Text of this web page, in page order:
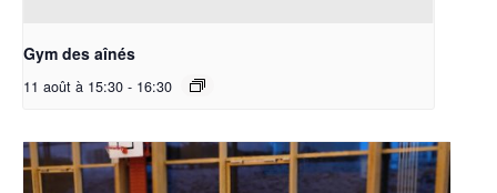
Gym des aînés
11 août à 15:30 - 16:30